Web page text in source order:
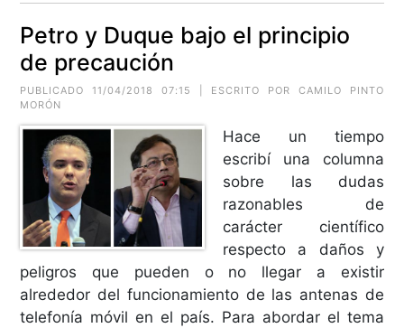
Petro y Duque bajo el principio
de precaución
PUBLICADO 11/04/2018 07:15 | ESCRITO POR CAMILO PINTO
MORÓN
Hace un tiempo
escribí una columna
sobre las dudas
razonables de
carácter científico
respecto a daños y
peligros que pueden o no llegar a existir
alrededor del funcionamiento de las antenas de
telefonía móvil en el país. Para abordar el tema